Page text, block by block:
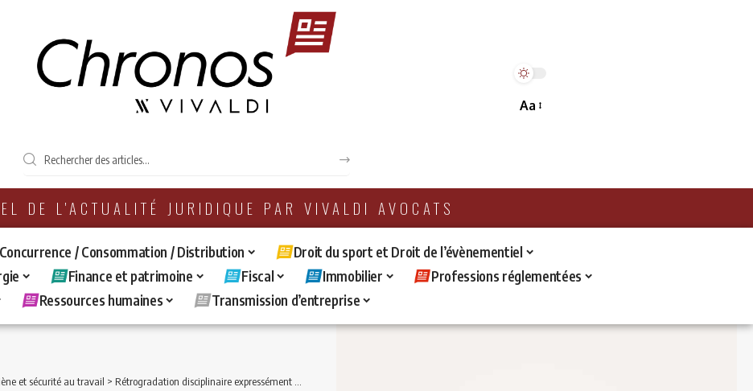
Aa
DE L'ACTUALITÉ JURIDIQUE PAR VIVALDI AVOCATS
/ Consommation / Distribution
Droit du sport et Droit de l’évènementiel
Finance et patrimoine Fiscal Immobilier
Professions réglementées
Ressources humaines Transmission d’entreprise
et sécurité au travail > Rétrogradation disciplinaire expressément acceptée par le salarié : quelle possibilité de remise en cause ?